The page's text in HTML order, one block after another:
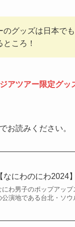
のグッズは日本で
ころ！
アツアー限定グ
お読みください。
【なにわのにわ
にわ男子のポップアッ
公演地である台北・ソ